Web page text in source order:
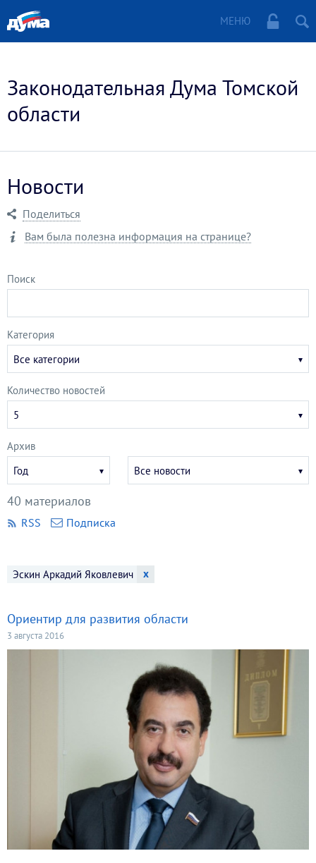
МЕНЮ
Законодательная Дума Томской
области
Новости
Поделиться
Вам была полезна информация на странице?
Эскин Аркадий Яковлевич x
Ориентир для развития области
3 августа 2016
Поиск
Категория
Все категории
Количество новостей
5
Архив
год
Год
месяц
Все новости
40 материалов
RSS Подписка